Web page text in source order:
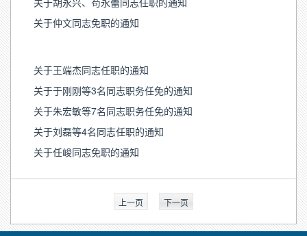
关于仲文同志免职的通知
关于王端杰同志任职的通知
关于于刚刚等3名同志职务任免的通知
关于朱宏敏等7名同志职务任免的通知
关于刘磊等4名同志任职的通知
关于任峻同志免职的通知
上一页 下一页